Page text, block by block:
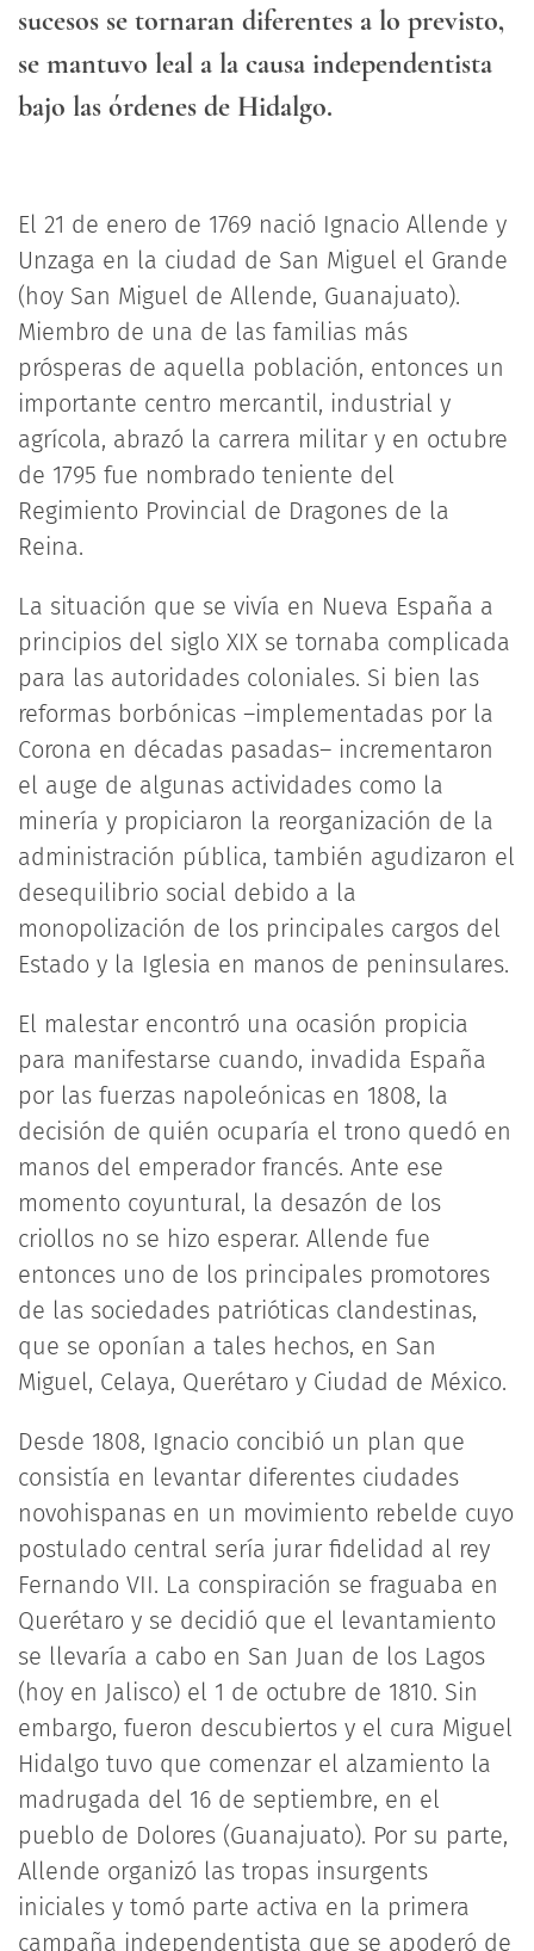
sucesos se tornaran diferentes a lo previsto,
se mantuvo leal a la causa independentista
bajo las órdenes de Hidalgo.
El 21 de enero de 1769 nació Ignacio Allende y
Unzaga en la ciudad de San Miguel el Grande
(hoy San Miguel de Allende, Guanajuato).
Miembro de una de las familias más
prósperas de aquella población, entonces un
importante centro mercantil, industrial y
agrícola, abrazó la carrera militar y en octubre
de 1795 fue nombrado teniente del
Regimiento Provincial de Dragones de la
Reina.
La situación que se vivía en Nueva España a
principios del siglo XIX se tornaba complicada
para las autoridades coloniales. Si bien las
reformas borbónicas –implementadas por la
Corona en décadas pasadas– incrementaron
el auge de algunas actividades como la
minería y propiciaron la reorganización de la
administración pública, también agudizaron el
desequilibrio social debido a la
monopolización de los principales cargos del
Estado y la Iglesia en manos de peninsulares.
El malestar encontró una ocasión propicia
para manifestarse cuando, invadida España
por las fuerzas napoleónicas en 1808, la
decisión de quién ocuparía el trono quedó en
manos del emperador francés. Ante ese
momento coyuntural, la desazón de los
criollos no se hizo esperar. Allende fue
entonces uno de los principales promotores
de las sociedades patrióticas clandestinas,
que se oponían a tales hechos, en San
Miguel, Celaya, Querétaro y Ciudad de México.
Desde 1808, Ignacio concibió un plan que
consistía en levantar diferentes ciudades
novohispanas en un movimiento rebelde cuyo
postulado central sería jurar fidelidad al rey
Fernando VII. La conspiración se fraguaba en
Querétaro y se decidió que el levantamiento
se llevaría a cabo en San Juan de los Lagos
(hoy en Jalisco) el 1 de octubre de 1810. Sin
embargo, fueron descubiertos y el cura Miguel
Hidalgo tuvo que comenzar el alzamiento la
madrugada del 16 de septiembre, en el
pueblo de Dolores (Guanajuato). Por su parte,
Allende organizó las tropas insurgents
iniciales y tomó parte activa en la primera
campaña independentista que se apoderó de